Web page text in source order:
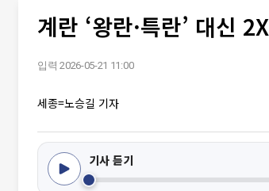
계란 ‘왕란·특란’ 대신
입력 2026-05-21 11:00
세종=노승길 기자
기사 듣기